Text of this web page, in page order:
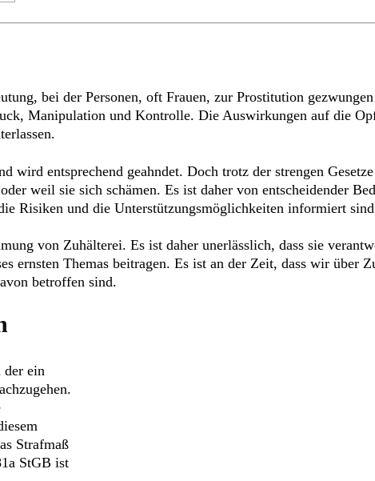
bei der Personen, oft Frauen, zur Prostitution
Manipulation und Kontrolle. Die Auswirkungen auf die
entsprechend geahndet. Doch trotz der strengen
weil sie sich schämen. Es ist daher von entscheidender
Risiken und die Unterstützungsmöglichkeiten informiert
von Zuhälterei. Es ist daher unerlässlich, dass sie
ernsten Themas beitragen. Es ist an der Zeit, dass wir über
betroffen sind.
der ein
Strafmaß
StGB ist